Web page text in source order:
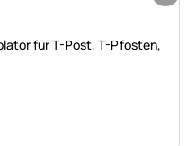
für T-Post, T-Pfosten,